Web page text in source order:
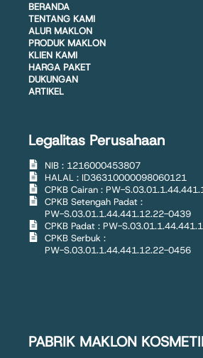
BERANDA
TENTANG KAMI
ALUR MAKLON
PRODUK MAKLON
KLIEN KAMI
HARGA PAKET
DUKUNGAN
ARTIKEL
Legalitas Perusahaan
NIB : 1216000453807
HALAL : ID36310000098060121
CPKB Cairan : PW-
CPKB Setengah Padat :
PW-S.03.01.1.44.441.12.22-0439
CPKB Padat : PW-
CPKB Serbuk :
PW-S.03.01.1.44.441.12.22-0456
PABRIK MAKLON